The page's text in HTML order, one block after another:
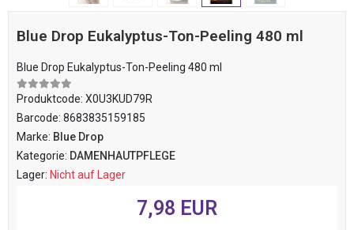
Blue Drop Eukalyptus-Ton-Peeling 480 ml
Blue Drop Eukalyptus-Ton-Peeling 480 ml
Produktcode: X0U3KUD79R
Barcode: 8683835159185
Marke: Blue Drop
Kategorie: DAMENHAUTPFLEGE
Lager: Nicht auf Lager
7,98 EUR